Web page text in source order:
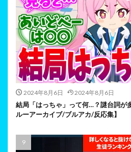
2024年8月6日 2024年8月6日
結局「はっちゃ」って何…？謎台詞が
ルーアーカイブ/ブルアカ/反応集】